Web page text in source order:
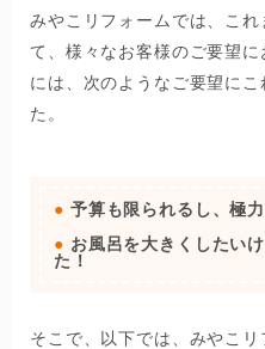
みやこリフォームでは、こ
て、様々なお客様のご要望
には、次のようなご要望に
た。
予算も限られるし、極
お風呂を大きくしたい
た！
そこで、以下では、みやこ